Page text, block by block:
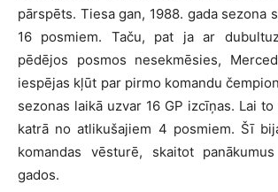
pārspēts. Tiesa gan, 1988. gada sezona
16 posmiem. Taču, pat ja ar
pēdējos posmos nesekmēsies,
iespējas kļūt par pirmo komandu
sezonas laikā uzvar 16 GP izcīņas. Lai
katrā no atlikušajiem 4 posmiem. Šī
komandas vēsturē, skaitot
gados.